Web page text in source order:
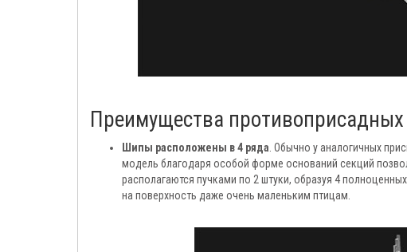
Преимущества противоприсадных
Шипы расположены в 4 ряда. Обычно у аналогичных
модель благодаря особой форме оснований секций
располагаются пучками по 2 штуки, образуя 4
на поверхность даже очень маленьким птицам.